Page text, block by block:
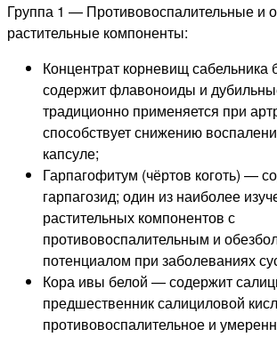
Группа 1 — Противовоспалительные и
растительные компоненты:
Концентрат корневищ сабельника
содержит флавоноиды и
традиционно применяется при
способствует снижению
капсуле;
Гарпагофитум (чёртов коготь) —
гарпагозид; один из наиболее
растительных компонентов с
противовоспалительным и
потенциалом при заболеваниях
Кора ивы белой — содержит
предшественник салициловой
противовоспалительное и